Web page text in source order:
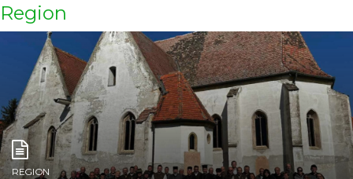
Region
REGION